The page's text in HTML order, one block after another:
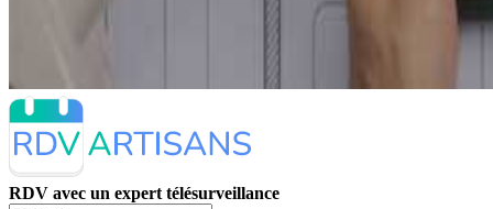
RDV avec un expert télésurveillance